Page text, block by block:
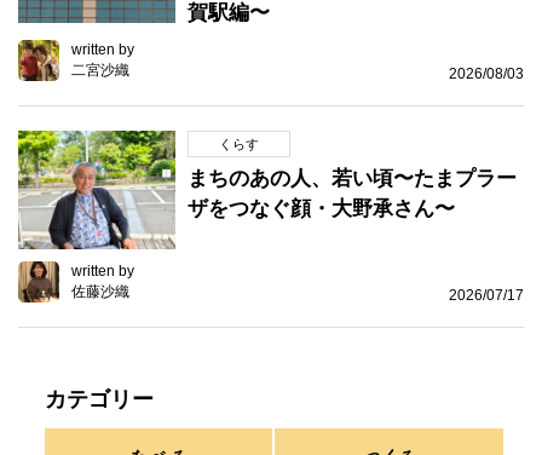
賀駅編〜
written by
二宮沙織
2026/08/03
くらす
まちのあの人、若い頃〜たまプラー
ザをつなぐ顔・大野承さん〜
written by
佐藤沙織
2026/07/17
カテゴリー